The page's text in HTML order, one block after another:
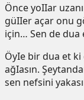
Önce yoIIar
güIIer açar onu
için… Sen de dua
ÖyIe bir dua et
ağIasın.
sen nefsini